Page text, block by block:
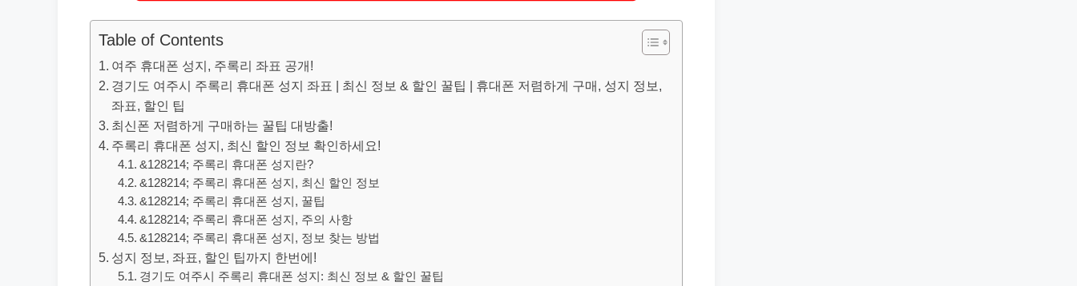
Table of Contents
여주 휴대폰 성지, 주록리 좌표 공개!
경기도 여주시 주록리 휴대폰 성지 좌표 | 최신 정보 & 할인 꿀팁 | 휴대폰 저렴하게 구매, 성지 정보,
좌표, 할인 팁
최신폰 저렴하게 구매하는 꿀팁 대방출!
주록리 휴대폰 성지, 최신 할인 정보 확인하세요!
&128214; 주록리 휴대폰 성지란?
&128214; 주록리 휴대폰 성지, 최신 할인 정보
&128214; 주록리 휴대폰 성지, 꿀팁
&128214; 주록리 휴대폰 성지, 주의 사항
&128214; 주록리 휴대폰 성지, 정보 찾는 방법
성지 정보, 좌표, 할인 팁까지 한번에!
경기도 여주시 주록리 휴대폰 성지: 최신 정보 & 할인 꿀팁